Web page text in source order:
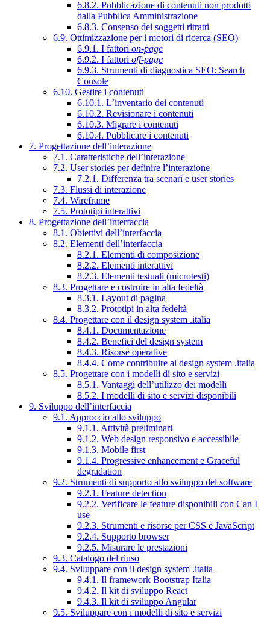
6.8.2. Pubblicazione di contenuti non prodotti
dalla Pubblica Amministrazione
6.8.3. Consenso dei soggetti ritratti
6.9. Ottimizzazione per i motori di ricerca (SEO)
6.9.1. I fattori on-page
6.9.2. I fattori off-page
6.9.3. Strumenti di diagnostica SEO: Search
Console
6.10. Gestire i contenuti
6.10.1. L’inventario dei contenuti
6.10.2. Revisionare i contenuti
6.10.3. Migrare i contenuti
6.10.4. Pubblicare i contenuti
7. Progettazione dell’interazione
7.1. Caratteristiche dell’interazione
7.2. User stories per definire l’interazione
7.2.1. Differenza tra scenari e user stories
7.3. Flussi di interazione
7.4. Wireframe
7.5. Prototipi interattivi
8. Progettazione dell’interfaccia
8.1. Obiettivi dell’interfaccia
8.2. Elementi dell’interfaccia
8.2.1. Elementi di composizione
8.2.2. Elementi interattivi
8.2.3. Elementi testuali (microtesti)
8.3. Progettare e costruire in alta fedeltà
8.3.1. Layout di pagina
8.3.2. Prototipi in alta fedeltà
8.4. Progettare con il design system .italia
8.4.1. Documentazione
8.4.2. Benefici del design system
8.4.3. Risorse operative
8.4.4. Come contribuire al design system .italia
8.5. Progettare con i modelli di sito e servizi
8.5.1. Vantaggi dell’utilizzo dei modelli
8.5.2. I modelli di sito e servizi disponibili
9. Sviluppo dell’interfaccia
9.1. Approccio allo sviluppo
9.1.1. Attività preliminari
9.1.2. Web design responsivo e accessibile
9.1.3. Mobile first
9.1.4. Progressive enhancement e Graceful
degradation
9.2. Strumenti di supporto allo sviluppo del software
9.2.1. Feature detection
9.2.2. Verificare le feature disponibili con Can I
use
9.2.3. Strumenti e risorse per CSS e JavaScript
9.2.4. Supporto browser
9.2.5. Misurare le prestazioni
9.3. Catalogo del riuso
9.4. Sviluppare con il design system .italia
9.4.1. Il framework Bootstrap Italia
9.4.2. Il kit di sviluppo React
9.4.3. Il kit di sviluppo Angular
9.5. Sviluppare con i modelli di sito e servizi